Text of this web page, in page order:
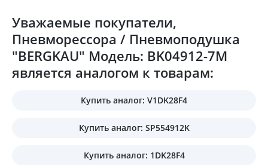
Уважаемые покупатели,
Пневморессора / Пневмоподушка
"BERGKAU" Модель: BK04912-7M
является аналогом к товарам:
Купить аналог: V1DK28F4
Купить аналог: SP554912K
Купить аналог: 1DK28F4